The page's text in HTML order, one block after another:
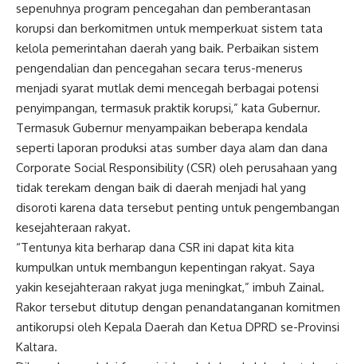
sepenuhnya program pencegahan dan pemberantasan
korupsi dan berkomitmen untuk memperkuat sistem tata
kelola pemerintahan daerah yang baik. Perbaikan sistem
pengendalian dan pencegahan secara terus-menerus
menjadi syarat mutlak demi mencegah berbagai potensi
penyimpangan, termasuk praktik korupsi,” kata Gubernur.
Termasuk Gubernur menyampaikan beberapa kendala
seperti laporan produksi atas sumber daya alam dan dana
Corporate Social Responsibility (CSR) oleh perusahaan yang
tidak terekam dengan baik di daerah menjadi hal yang
disoroti karena data tersebut penting untuk pengembangan
kesejahteraan rakyat.
“Tentunya kita berharap dana CSR ini dapat kita kita
kumpulkan untuk membangun kepentingan rakyat. Saya
yakin kesejahteraan rakyat juga meningkat,” imbuh Zainal.
Rakor tersebut ditutup dengan penandatanganan komitmen
antikorupsi oleh Kepala Daerah dan Ketua DPRD se-Provinsi
Kaltara.